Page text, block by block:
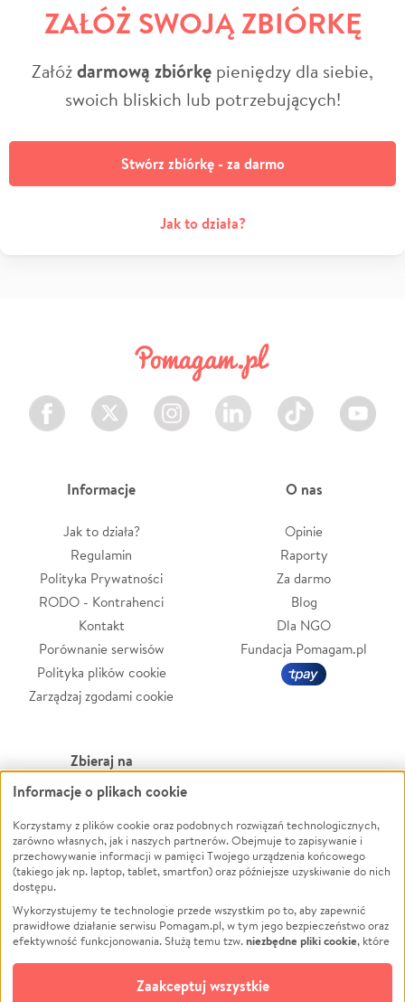
ZAŁÓŻ SWOJĄ ZBIÓRKĘ
Załóżdarmową zbiórkę pieniędzy dla siebie,
swoich bliskich lub potrzebujących!
Stwórz zbiórkę - za darmo
Jak to działa?
Facebook Twitter Instagram LinkedIn TikTok Youtube
Informacje
Jak to działa?
Regulamin
Polityka Prywatności
RODO - Kontrahenci
Kontakt
Porównanie serwisów
Polityka plików cookie
Zarządzaj zgodami cookie
O nas
Opinie
Raporty
Za darmo
Blog
Dla NGO
Fundacja Pomagam.pl
Zbieraj na
Leczenie
Zwierzęta
Pożar
Ukraina
Pomoc Finansowa
Projekty
Pogrzeb
Społeczność lokalna
Powódź
Wichura
NGO
Edukacja
Podróż
Impreza
Ochrona środowiska
Informacje o plikach cookie
Korzystamy z plików cookie oraz podobnych rozwiązań technologicznych,
zarówno własnych, jak i naszych partnerów. Obejmuje to zapisywanie i
przechowywanie informacji w pamięci Twojego urządzenia końcowego
(takiego jak np. laptop, tablet, smartfon) oraz późniejsze uzyskiwanie do nich
dostępu.
Wykorzystujemy te technologie przede wszystkim po to, aby zapewnić
prawidłowe działanie serwisu Pomagam.pl, w tym jego bezpieczeństwo oraz
efektywność funkcjonowania. Służą temu tzw.niezbędne pliki cookie, które
opcjonalnych plików cookie
technologii do celów analitycznych i retargetingowych. Możesz wyrazić
Zaakceptuj wszystkie